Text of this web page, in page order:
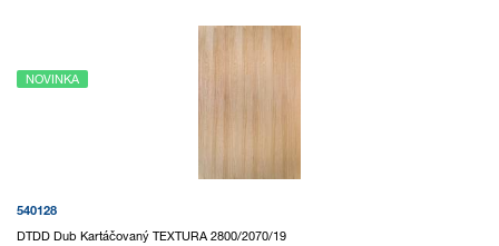
NOVINKA
540128
DTDD Dub Kartáčovaný TEXTURA 2800/2070/19